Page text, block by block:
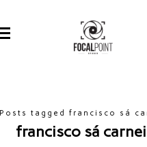
Posts tagged francisco sá
francisco sá